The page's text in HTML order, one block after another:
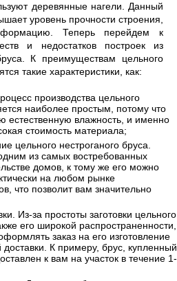
деревянные нагели. Данный
уровень прочности строения,
Теперь перейдем к
и недостатков построек из
К преимуществам цельного
такие характеристики, как:
производства цельного
наиболее простым, потому что
естественную влажность, и именно
стоимость материала;
цельного нестроганого бруса.
из самых востребованных
домов, к тому же его можно
на любом рынке
что позволит вам значительно
Из-за простоты заготовки цельного
его широкой распространенности,
заказ на его изготовление
доставки. К примеру, брус, купленный
к вам на участок в течение 1-